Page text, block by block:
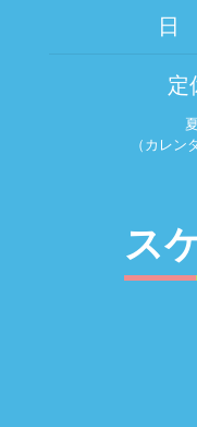
日
（カレン
ス